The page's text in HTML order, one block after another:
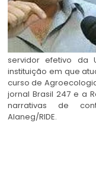
servidor efetivo da
instituição em que
curso de
jornal Brasil 247 e a
narrativas de
Alaneg/RIDE.